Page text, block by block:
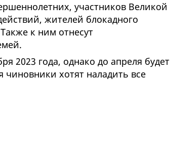
участников Великой
жителей блокадного
к ним отнесут
2023 года, однако до апреля будет
чиновники хотят наладить все